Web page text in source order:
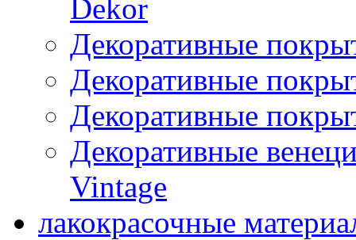
Dekor
Декоративные
Декоративные
Декоративные
Декоративные
Vintage
лакокрасочные